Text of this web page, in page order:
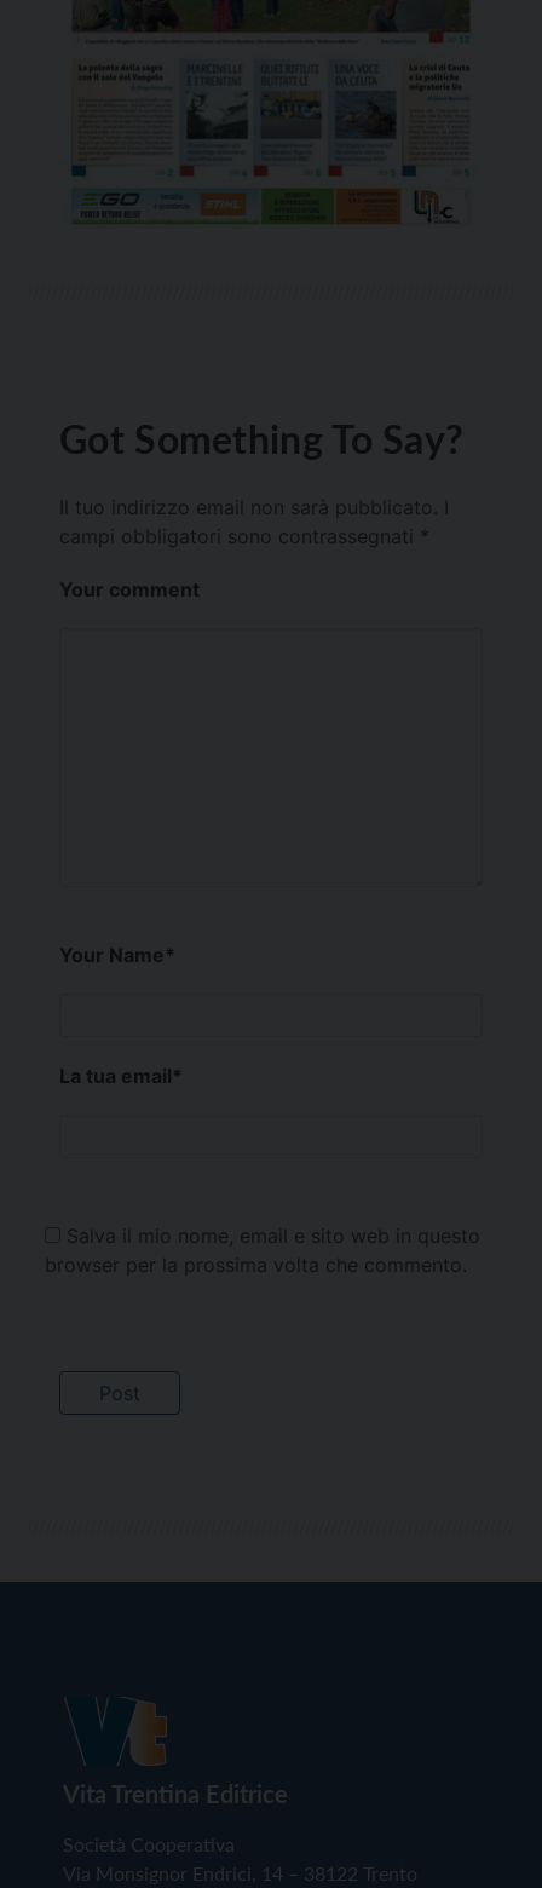
Got Something To Say?
Il tuo indirizzo email non sarà pubblicato.
campi obbligatori sono contrassegnati *
Your comment
Your Name*
La tua email*
Salva il mio nome, email e sito web in questo
browser per la prossima volta che commento.
Vita Trentina Editrice
Società Cooperativa
Via Monsignor Endrici, 14 – 38122 Trento